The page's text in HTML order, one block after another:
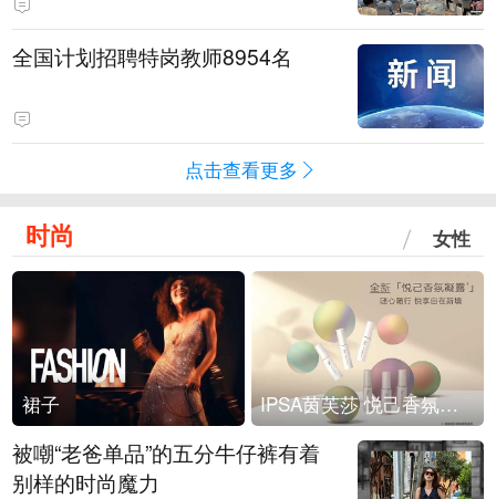
全国计划招聘特岗教师8954名
点击查看更多
时尚 女性
裙子 IPSA茵芙莎 悦己香氛凝露上市
被嘲“老爸单品”的五分牛仔裤有着
别样的时尚魔力